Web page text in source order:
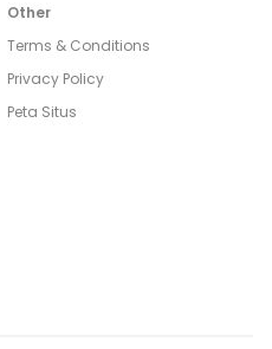
Other
Terms & Conditions
Privacy Policy
Peta Situs